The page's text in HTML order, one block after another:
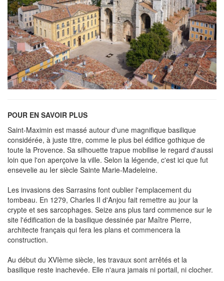
POUR EN SAVOIR PLUS
Saint-Maximin est massé autour d'une magnifique basilique
considérée, à juste titre, comme le plus bel édifice gothique de
toute la Provence. Sa silhouette trapue mobilise le regard d'aussi
loin que l'on aperçoive la ville. Selon la légende, c'est ici que fut
ensevelie au Ier siècle Sainte Marie-Madeleine.
Les invasions des Sarrasins font oublier l'emplacement du
tombeau. En 1279, Charles II d'Anjou fait remettre au jour la
crypte et ses sarcophages. Seize ans plus tard commence sur le
site l'édification de la basilique dessinée par Maître Pierre,
architecte français qui fera les plans et commencera la
construction.
Au début du XVIème siècle, les travaux sont arrêtés et la
basilique reste inachevée. Elle n'aura jamais ni portail, ni clocher.